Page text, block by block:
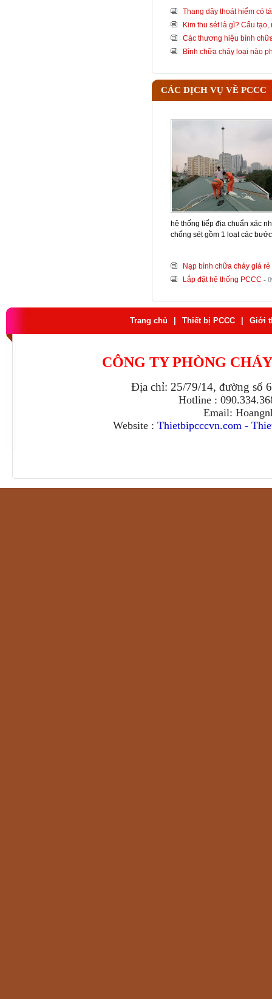
Thang dây thoát hiểm có
Kim thu sét là gì? Cấu
Các thương hiệu bình
Bình chữa cháy loại nào
CÁC DỊCH VỤ VỀ PCCC
hệ thống tiếp địa chuẩn xác
chống sét gồm 1 loạt các
Nạp bình chữa cháy giá rẻ
Lắp đặt hệ thống PCCC -
Trang chủ Thiết bị PCCC Giới
CÔNG TY PHÒNG
Địa chỉ: 25/79/14, đường số
Hotline :
Email:
Website : Thietbipcccvn.com -